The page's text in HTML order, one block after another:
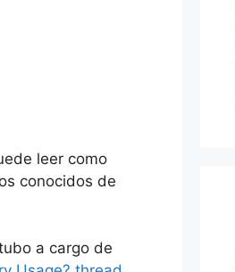
leer como
conocidos de
a cargo de